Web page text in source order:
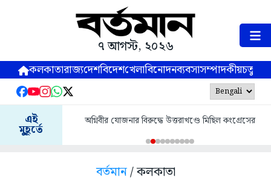
৭ আগস্ট, ২০২৬
কলকাতারাজ্যদেশবিদেশখেলাবিনোদনব্যবসাসম্পাদকীয়
এই
মুহূর্তে
অগ্নিবীর যোজনার বিরুদ্ধে উত্তরাখণ্ডে মিছিল কংগ্রেসের
বর্তমান/ কলকাতা